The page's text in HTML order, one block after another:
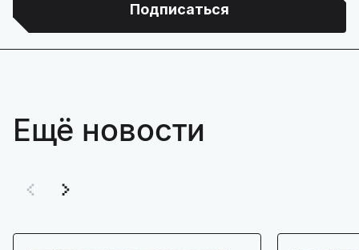
Подписаться
Ещё новости